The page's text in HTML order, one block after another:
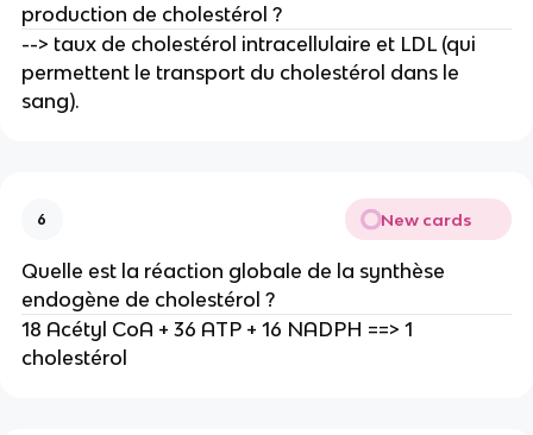
production de cholestérol ?
--> taux de cholestérol intracellulaire et LDL (qui
permettent le transport du cholestérol dans le
sang).
6 New cards
Quelle est la réaction globale de la synthèse
endogène de cholestérol ?
18 Acétyl CoA + 36 ATP + 16 NADPH ==> 1
cholestérol